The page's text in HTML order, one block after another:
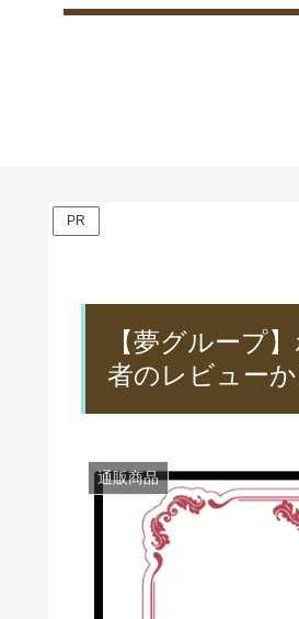
PR
【夢グループ
者のレビュー
通販商品